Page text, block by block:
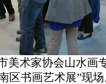
术家协会山水画
区书画艺术展”现